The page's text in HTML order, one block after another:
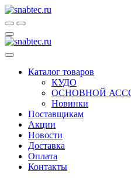
Каталог товаров
КУДО
ОСНОВНОЙ
Новинки
Поставщикам
Акции
Новости
Доставка
Оплата
Контакты